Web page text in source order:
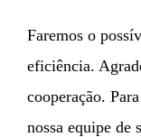
Faremos o
eficiência.
cooperação.
nossa equipe de